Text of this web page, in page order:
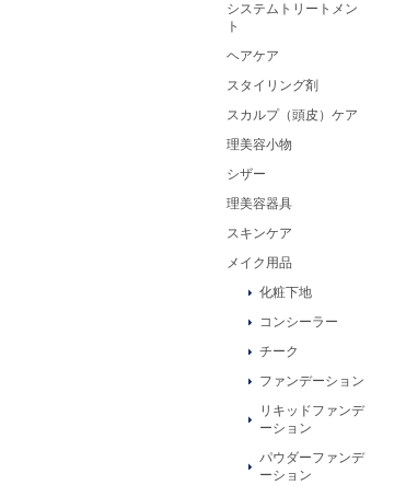
システムトリートメン
ト
ヘアケア
スタイリング剤
スカルプ（頭皮）ケア
理美容小物
シザー
理美容器具
スキンケア
メイク用品
化粧下地
コンシーラー
チーク
ファンデーション
リキッドファンデ
ーション
パウダーファンデ
ーション